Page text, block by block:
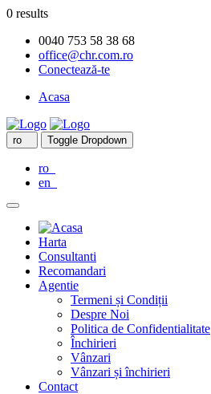
0 results
0040 753 58 38 68
office@chr.com.ro
Conectează-te
Acasa
ro Toggle Dropdown
ro
en
Harta
Consultanti
Recomandari
Agentie
Termeni și Condiții
Despre Noi
Politica de Confidentialitate
Închirieri
Vânzari
Vânzari și închirieri
Contact